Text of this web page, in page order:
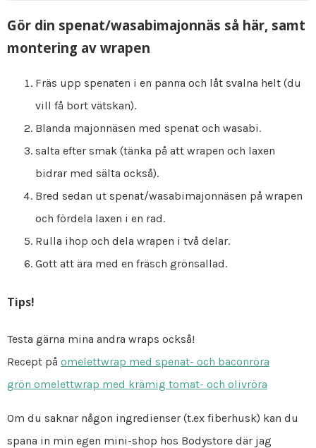
Gör din spenat/wasabimajonnäs så här, samt
montering av wrapen
Fräs upp spenaten i en panna och låt svalna helt (du
vill få bort vätskan).
Blanda majonnäsen med spenat och wasabi.
salta efter smak (tänka på att wrapen och laxen
bidrar med sälta också).
Bred sedan ut spenat/wasabimajonnäsen på wrapen
och fördela laxen i en rad.
Rulla ihop och dela wrapen i två delar.
Gott att ära med en fräsch grönsallad.
Tips!
Testa gärna mina andra wraps också!
Recept på omelettwrap med spenat- och baconröra
grön omelettwrap med krämig tomat- och olivröra
Om du saknar någon ingredienser (t.ex fiberhusk) kan du
spana in min egen mini-shop hos Bodystore där jag